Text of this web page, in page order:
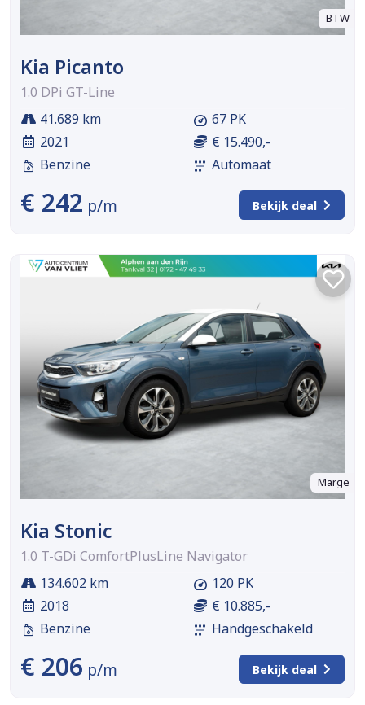
BTW
Kia Picanto
1.0 DPi GT-Line
41.689 km
2021
Benzine
67 PK
€ 15.490,-
Automaat
€ 242 p/m Bekijk deal
Marge
Kia Stonic
1.0 T-GDi ComfortPlusLine Navigator
134.602 km
2018
Benzine
120 PK
€ 10.885,-
Handgeschakeld
€ 206 p/m Bekijk deal